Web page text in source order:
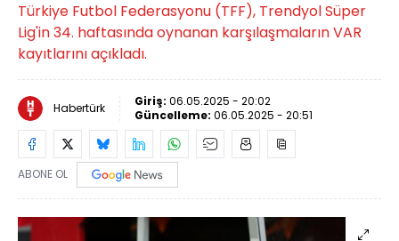
Türkiye Futbol Federasyonu (TFF), Trendyol Süper
Lig'in 34. haftasında oynanan karşılaşmaların VAR
kayıtlarını açıkladı.
Habertürk Giriş: 06.05.2025 - 20:02
Güncelleme: 06.05.2025 - 20:51
ABONE OL